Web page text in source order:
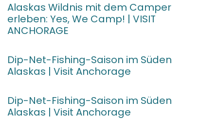
Alaskas Wildnis mit dem Camper
erleben: Yes, We Camp! | VISIT
ANCHORAGE
Dip-Net-Fishing-Saison im Süden
Alaskas | Visit Anchorage
Dip-Net-Fishing-Saison im Süden
Alaskas | Visit Anchorage